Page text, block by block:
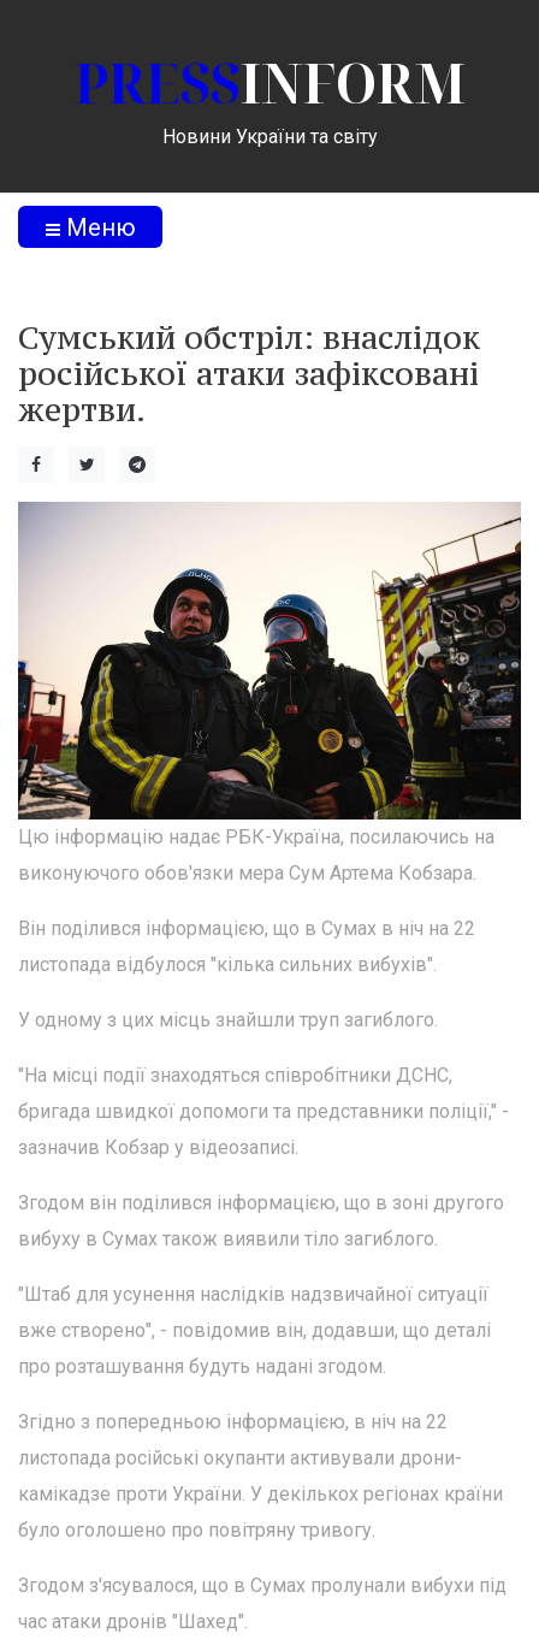
PRESSINFORM
Новини України та світу
Меню
Сумський обстріл: внаслідок
російської атаки зафіксовані
жертви.
Цю інформацію надає РБК-Україна, посилаючись на
виконуючого обов'язки мера Сум Артема Кобзара.
Він поділився інформацією, що в Сумах в ніч на 22
листопада відбулося "кілька сильних вибухів".
У одному з цих місць знайшли труп загиблого.
"На місці події знаходяться співробітники ДСНС,
бригада швидкої допомоги та представники поліції," -
зазначив Кобзар у відеозаписі.
Згодом він поділився інформацією, що в зоні другого
вибуху в Сумах також виявили тіло загиблого.
"Штаб для усунення наслідків надзвичайної ситуації
вже створено", - повідомив він, додавши, що деталі
про розташування будуть надані згодом.
Згідно з попередньою інформацією, в ніч на 22
листопада російські окупанти активували дрони-
камікадзе проти України. У декількох регіонах країни
було оголошено про повітряну тривогу.
Згодом з'ясувалося, що в Сумах пролунали вибухи під
час атаки дронів "Шахед".